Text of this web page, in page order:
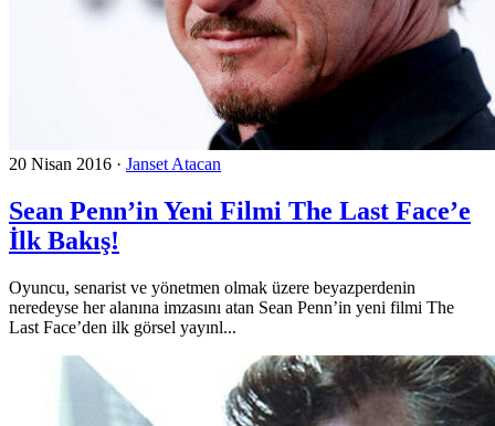
20 Nisan 2016 · Janset Atacan
Sean Penn’in Yeni Filmi The Last Face’e
İlk Bakış!
Oyuncu, senarist ve yönetmen olmak üzere beyazperdenin
neredeyse her alanına imzasını atan Sean Penn’in yeni filmi The
Last Face’den ilk görsel yayınl...